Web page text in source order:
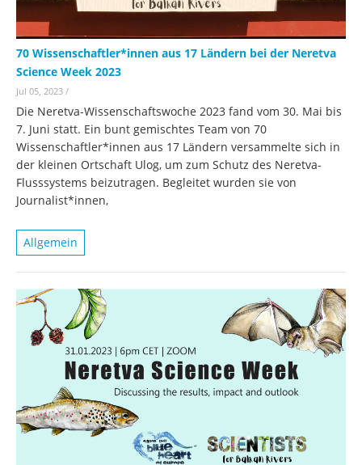
70 Wissenschaftler*innen aus 17 Ländern bei der Neretva
Science Week 2023
Jul 05, 2023 /
Die Neretva-Wissenschaftswoche 2023 fand vom 30. Mai bis
7. Juni statt. Ein bunt gemischtes Team von 70
Wissenschaftler*innen aus 17 Ländern versammelte sich in
der kleinen Ortschaft Ulog, um zum Schutz des Neretva-
Flusssystems beizutragen. Begleitet wurden sie von
Journalist*innen,
Allgemein